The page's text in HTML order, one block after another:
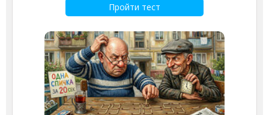
Пройти тест